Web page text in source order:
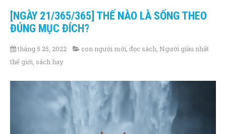
[NGÀY 21/365/365] THẾ NÀO LÀ SỐNG THEO
ĐÚNG MỤC ĐÍCH?
tháng 5 25, 2022 con người mới, đọc sách, Người giàu nhất
thế giới, sách hay